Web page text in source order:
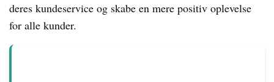
deres kundeservice og skabe en mere positiv oplevelse
for alle kunder.